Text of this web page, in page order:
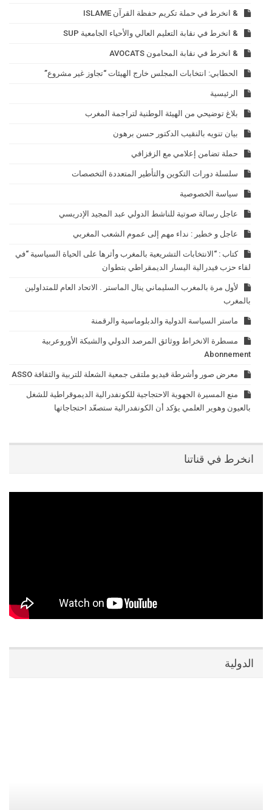
& انخرط في حملة تكريم حفظة القرآن ISLAME
& انخرط في نقابة التعليم العالي والأحياء الجامعية SUP
& انخرط في نقابة المحامون AVOCATS
الحطابي: انتخابات المجلس خارج الهيئات “تجاوز غير مشروع”
الرئيسية
بلاغ توضيحي من الهيئة الوطنية لتراجمة المغرب
بيان تنويه بالنقيب الدكتور حسن برهون
حملة تضامن إعلامي مع الزفزافي
سلسلة دورات التكوين والتأطير المتعددة التخصصات
سياسة الخصوصية
عاجل رسالة صوتية للناشط الدولي عبد المجيد الإدريسي
عاجل و خطير : نداء مهم إلى عموم الشعب المغربي
كتاب : “الانتخابات التشريعية بالمغرب وأثرها على الحياة السياسية “في
لقاء حزب فيدرالية اليسار الديمقراطي بتطوان
لأول مرة بالمغرب السليماني ينال الماستر . الاتحاد العام للمتداولين
بالمغرب
ماستر السياسة الدولية والدبلوماسية والرقمنة
مسطرة الانخراط ووثائق المرصد الدولي والشبكة الأوروعربية
Abonnement
معرض صور وأشرطة فيديو ملتقى جمعية الشعلة للتربية والثقافة ASSO
منع المسيرة الجهوية الاحتجاجية للكونفدرالية الديموقراطية للشغل
بالعيون وهوير العلمي يؤكد أن الكونفدرالية ستصعّد احتجاجاتها
انخرط في قناتنا
الدولية